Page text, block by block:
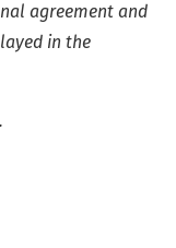
agreement and
in the